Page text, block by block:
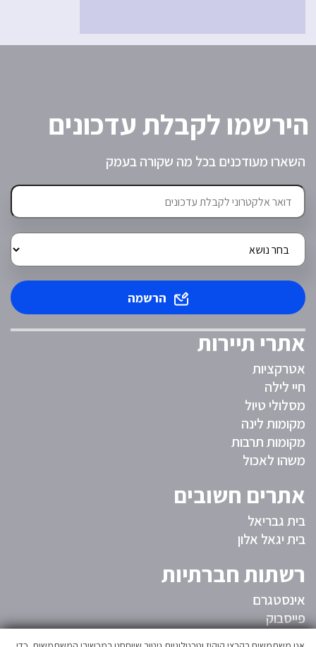
הירשמו לקבלת עדכונים
השארו מעודכנים בכל מה שקורה בעמק
הרשמה
אתרי תיירות
אטרקציות
חיי לילה
מסלולי טיול
מקומות לינה
מקומות תרבות
משהו לאכול
אתרים חשובים
בית גבריאל
בית יגאל אלון
רשתות חברתיות
אינסטגרם
פייסבוק